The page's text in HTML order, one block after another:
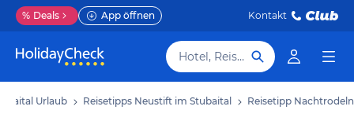
% Deals App öffnen Kontakt
Hotel, Reiseziel
Urlaub Reisetipps Neustift im Stubaital Reisetipp Nachtrodeln